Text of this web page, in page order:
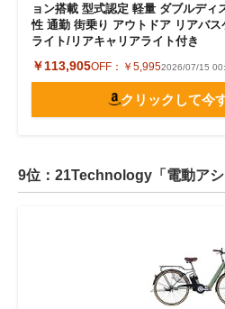
ョン搭載 型式認定 軽量 ダブルディ
性 通勤 街乗り アウトドア リアバ
ライト/リアキャリアライト付き
￥113,905OFF： ￥5,9952026/07/15
クリックして今
9位：21Technology「電動アシ